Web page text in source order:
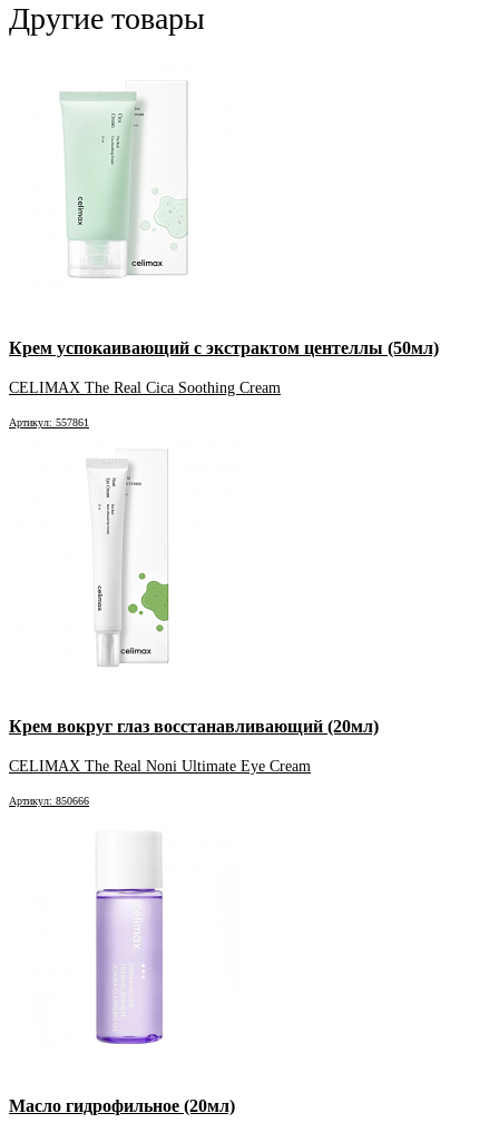
Другие товары
Крем успокаивающий с экстрактом центеллы (50мл)
CELIMAX The Real Cica Soothing Cream
Артикул: 557861
Крем вокруг глаз восстанавливающий (20мл)
CELIMAX The Real Noni Ultimate Eye Cream
Артикул: 850666
Масло гидрофильное (20мл)